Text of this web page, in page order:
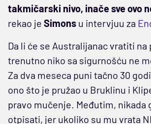
takmičarski nivo, inače sve ovo
rekao je Simons u intervjuu za
Da li će se Australijanac vratiti na
trenutno niko sa sigurnošću ne
Za dva meseca puni tačno 30
ono što je pružao u Bruklinu i
pravo mučenje. Međutim, nikada
otpisati, jer ukoliko su mu vrata